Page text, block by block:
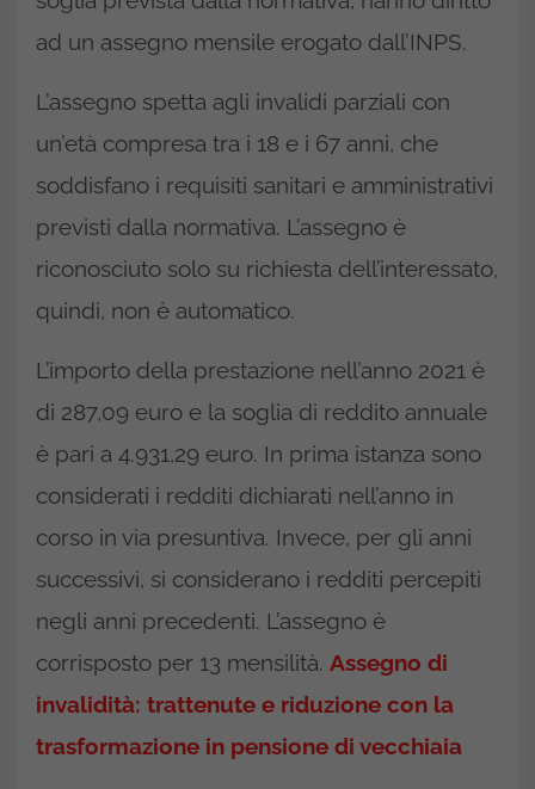
ad un assegno mensile erogato dall’INPS.
L’assegno spetta agli invalidi parziali con
un’età compresa tra i 18 e i 67 anni, che
soddisfano i requisiti sanitari e amministrativi
previsti dalla normativa. L’assegno è
riconosciuto solo su richiesta dell’interessato,
quindi, non è automatico.
L’importo della prestazione nell’anno 2021 è
di 287,09 euro e la soglia di reddito annuale
è pari a 4.931,29 euro. In prima istanza sono
considerati i redditi dichiarati nell’anno in
corso in via presuntiva. Invece, per gli anni
successivi, si considerano i redditi percepiti
negli anni precedenti. L’assegno è
corrisposto per 13 mensilità. Assegno di
invalidità: trattenute e riduzione con la
trasformazione in pensione di vecchiaia